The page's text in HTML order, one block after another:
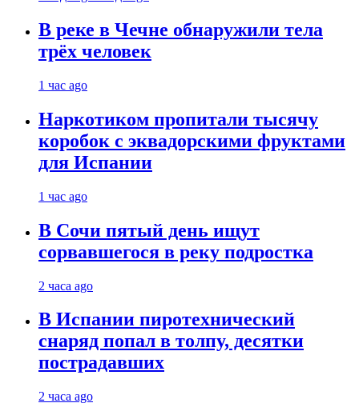
В реке в Чечне обнаружили тела
трёх человек
1 час ago
Наркотиком пропитали тысячу
коробок с эквадорскими фруктами
для Испании
1 час ago
В Сочи пятый день ищут
сорвавшегося в реку подростка
2 часа ago
В Испании пиротехнический
снаряд попал в толпу, десятки
пострадавших
2 часа ago